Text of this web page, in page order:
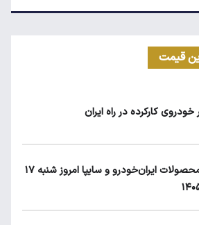
پردرآمد مشمول مالیات هستند
قیمت
قیمت محصولات ایران‌خودرو و سایپا امروز شنبه ۱۷